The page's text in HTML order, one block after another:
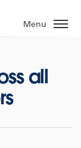
Menu
all